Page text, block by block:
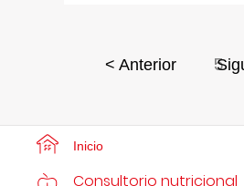
< Anterior 5
Inicio
Consultorio nutricional